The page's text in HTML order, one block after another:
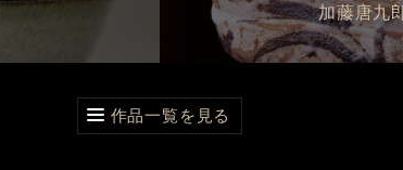
加藤唐九
作品一覧を見る